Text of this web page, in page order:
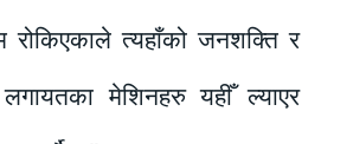
रोकिएकाले त्यहाँको जनशक्ति र
मेशिनहरु यहीँ ल्याएर